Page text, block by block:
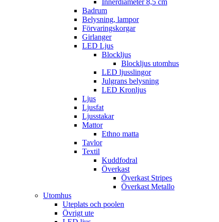
Innerdiameter 8,5 cm
Badrum
Belysning, lampor
Förvaringskorgar
Girlanger
LED Ljus
Blockljus
Blockljus utomhus
LED ljusslingor
Julgrans belysning
LED Kronljus
Ljus
Ljusfat
Ljusstakar
Mattor
Ethno matta
Tavlor
Textil
Kuddfodral
Överkast
Överkast Stripes
Överkast Metallo
Utomhus
Uteplats och poolen
Övrigt ute